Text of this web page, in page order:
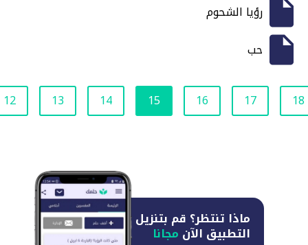
رؤيا الشحوم
حب
12 13 14 15 16 17 18
ماذا تنتظر؟ قم بتنزيل
التطبيق الآن مجانا